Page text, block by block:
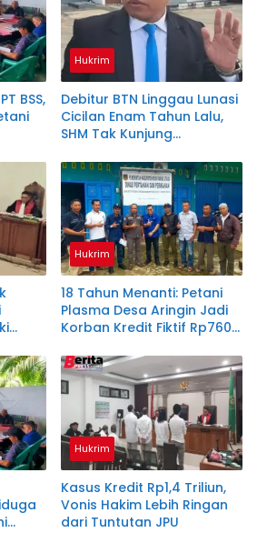
BSS,
Hukrim
Debitur BTN Linggau Lunasi
Cicilan Enam Tahun Lalu,
SHM Tak Kunjung
Hukrim
18 Tahun Menanti: Petani
Plasma Desa Aringin Jadi
Korban Kredit Fiktif Rp760
Hukrim
Kasus Kredit Rp1,4 Triliun,
Vonis Hakim Lebih Ringan
dari Tuntutan JPU